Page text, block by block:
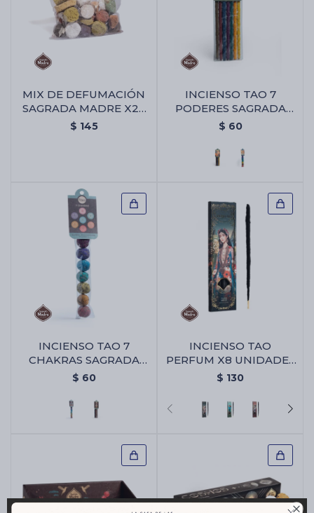

MIX DE DEFUMACIÓN
SAGRADA MADRE X25
UNIDADES - Mix De
$ 145
INCIENSO TAO 7
PODERES SAGRADA
MADRE - Varitas 7
$ 60
INCIENSO TAO 7
CHAKRAS SAGRADA
MADRE - Bombita 7
$ 60
INCIENSO TAO
PERFUM X8 UNIDADES
- Brisa Floral
$ 130